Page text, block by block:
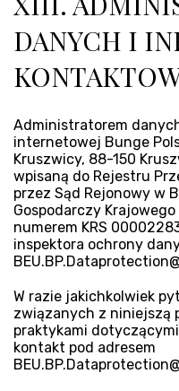
DANYCH I
Administratorem
internetowej Bunge
Kruszwicy, 88-150
wpisaną do Rejestru
przez Sąd Rejonowy w
Gospodarczy
numerem KRS
inspektora ochrony
W razie jakichkolwiek
związanych z niniejszą
praktykami
kontakt pod adresem